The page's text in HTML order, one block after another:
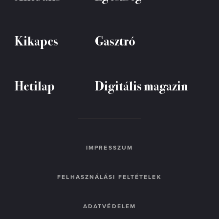
Kikapcs Gasztró
Hetilap Digitális magazin
IMPRESSZUM
FELHASZNÁLÁSI FELTÉTELEK
ADATVÉDELEM